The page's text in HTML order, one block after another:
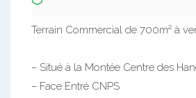
Terrain Commercial de 700m² à
– Situé à la Montée Centre des
– Face Entré CNPS